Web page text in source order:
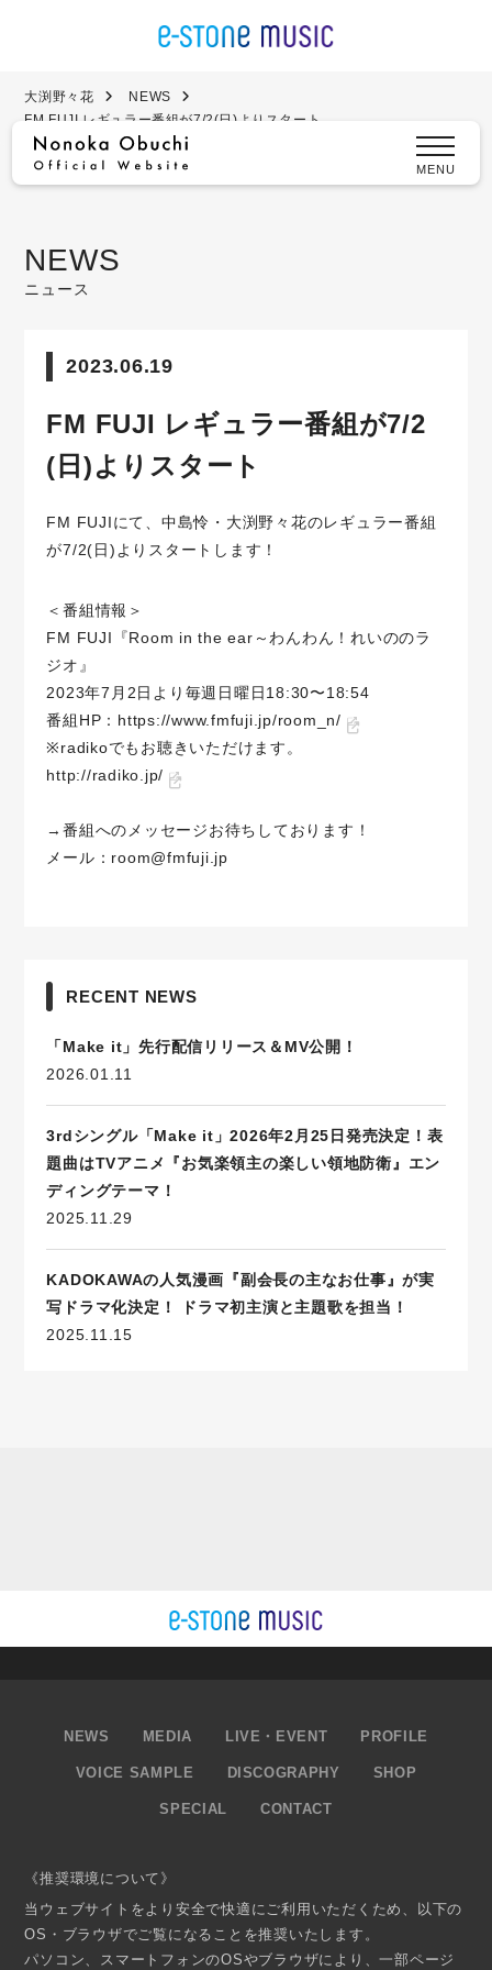
MENU
大渕野々花
NEWS
FM FUJI レギュラー番組が7/2(日)よりスタート
NEWS
ニュース
2023.06.19
FM FUJI レギュラー番組が7/2
(日)よりスタート
FM FUJIにて、中島怜・大渕野々花のレギュラー番組
が7/2(日)よりスタートします！
＜番組情報＞
FM FUJI『Room in the ear～わんわん！れいののラ
ジオ』
2023年7月2日より毎週日曜日18:30〜18:54
番組HP： https://www.fmfuji.jp/room_n/
※radikoでもお聴きいただけます。
http://radiko.jp/
→番組へのメッセージお待ちしております！
メール：room@fmfuji.jp
RECENT NEWS
「Make it」先行配信リリース＆MV公開！
2026.01.11
3rdシングル「Make it」2026年2月25日発売決定！表
題曲はTVアニメ『お気楽領主の楽しい領地防衛』エン
ディングテーマ！
2025.11.29
KADOKAWAの人気漫画『副会長の主なお仕事』が実
写ドラマ化決定！ ドラマ初主演と主題歌を担当！
2025.11.15
NEWS MEDIA LIVE・EVENT PROFILE
VOICE SAMPLE DISCOGRAPHY SHOP
SPECIAL CONTACT
《推奨環境について》
当ウェブサイトをより安全で快適にご利用いただくため、以下の
OS・ブラウザでご覧になることを推奨いたします。
パソコン、スマートフォンのOSやブラウザにより、一部ページ